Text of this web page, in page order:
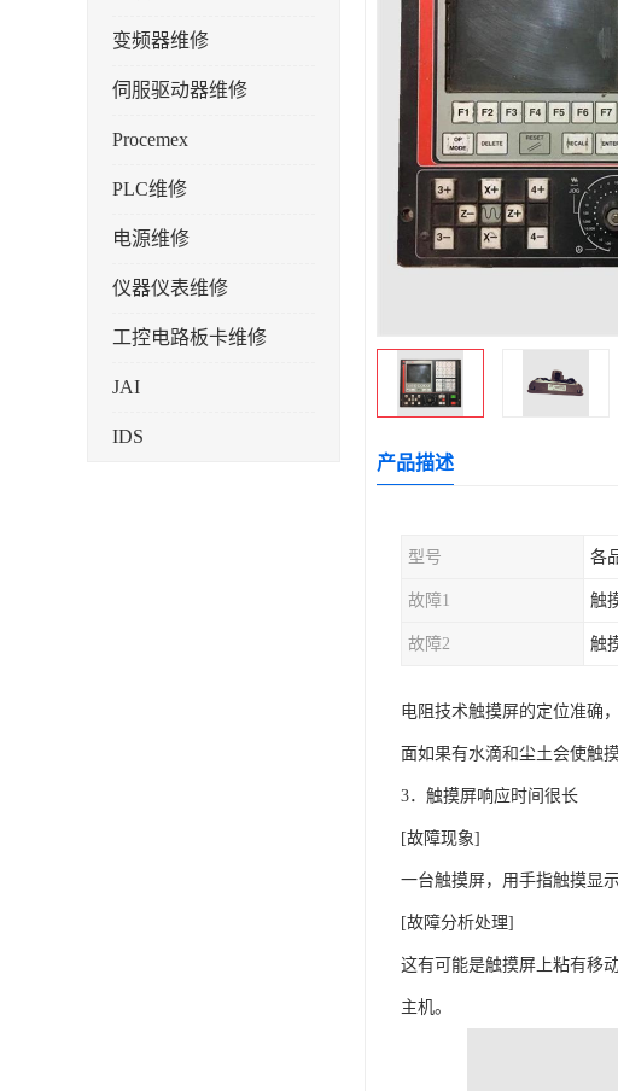
变频器维修
伺服驱动器维修
Procemex
PLC维修
电源维修
仪器仪表维修
工控电路板卡维修
JAI
IDS
产品描述
型号 各
故障1 触
故障2 触
电阻技术触摸屏的定位准确
面如果有水滴和尘土会使触
3．触摸屏响应时间很长
[故障现象]
一台触摸屏，用手指触摸显
[故障分析处理]
这有可能是触摸屏上粘有移
主机。